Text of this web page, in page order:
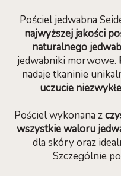
Pościel jedwabna
najwyższej jakości
naturalnego
jedwabniki morwowe.
nadaje tkaninie
uczucie
Pościel wykonana z
wszystkie waloru
dla skóry oraz
Szczególnie